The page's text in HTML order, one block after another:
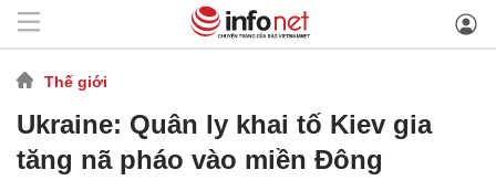
Thế giới
Ukraine: Quân ly khai tố Kiev gia
tăng nã pháo vào miền Đông